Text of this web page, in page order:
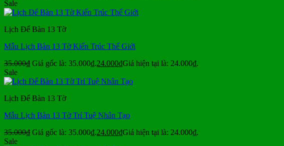
Sale
Lịch Để Bàn 13 Tờ
Mẫu Lịch Bàn 13 Tờ Kiến Trúc Thế Giới
35.000₫ Giá gốc là: 35.000₫.24.000₫Giá hiện tại là: 24.000₫.
Sale
Lịch Để Bàn 13 Tờ
Mẫu Lịch Bàn 13 Tờ Trí Tuệ Nhân Tạo
35.000₫ Giá gốc là: 35.000₫.24.000₫Giá hiện tại là: 24.000₫.
Sale